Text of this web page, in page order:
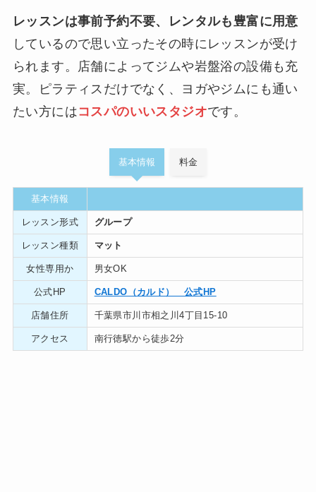
レッスンは事前予約不要、レンタルも豊富に用意
しているので思い立ったその時にレッスンが受け
られます。店舗によってジムや岩盤浴の設備も充
実。ピラティスだけでなく、ヨガやジムにも通い
たい方にはコスパのいいスタジオです。
基本情報 料金
基本情報
レッスン形式 グループ
レッスン種類 マット
女性専用か 男女OK
公式HP CALDO（カルド） 公式HP
店舗住所 千葉県市川市相之川4丁目15-10
アクセス 南行徳駅から徒歩2分